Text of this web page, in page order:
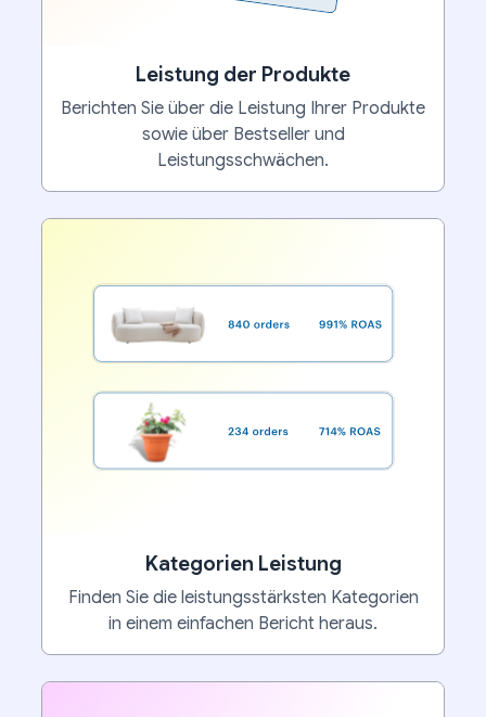
Leistung der Produkte
Berichten Sie über die Leistung Ihrer Produkte
sowie über Bestseller und
Leistungsschwächen.
Kategorien Leistung
Finden Sie die leistungsstärksten Kategorien
in einem einfachen Bericht heraus.